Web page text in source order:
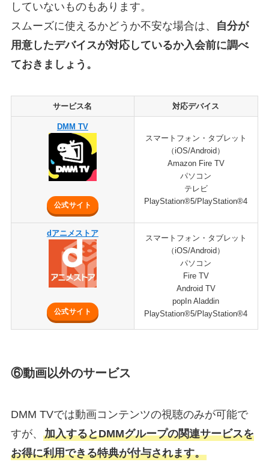
していないものもあります。
スムーズに使えるかどうか不安な場合は、
自分が
用意したデバイスが対応しているか入会前に調べ
ておきましょう。
サービス名 対応デバイス
DMM TV
公式サイト
スマートフォン・タブレット
（iOS/Android）
Amazon Fire TV
パソコン
テレビ
PlayStation®5/PlayStation®4
dアニメストア
公式サイト
スマートフォン・タブレット
（iOS/Android）
パソコン
Fire TV
Android TV
popIn Aladdin
PlayStation®5/PlayStation®4
⑥動画以外のサービス
DMM TVでは動画コンテンツの視聴のみが可能で
すが、 加入するとDMMグループの関連サービスを
お得に利用できる特典が付与されます。